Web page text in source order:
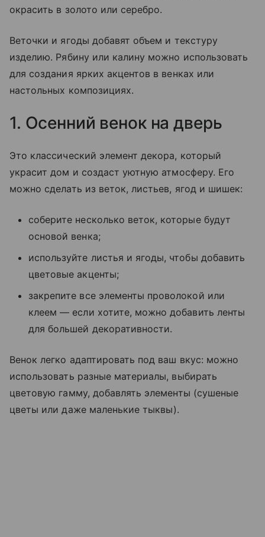
окрасить в золото или серебро.
Веточки и ягоды добавят объем и текстуру
изделию. Рябину или калину можно использовать
для создания ярких акцентов в венках или
настольных композициях.
1. Осенний венок на дверь
Это классический элемент декора, который
украсит дом и создаст уютную атмосферу. Его
можно сделать из веток, листьев, ягод и шишек:
соберите несколько веток, которые будут
основой венка;
используйте листья и ягоды, чтобы добавить
цветовые акценты;
закрепите все элементы проволокой или
клеем — если хотите, можно добавить ленты
для большей декоративности.
Венок легко адаптировать под ваш вкус: можно
использовать разные материалы, выбирать
цветовую гамму, добавлять элементы (сушеные
цветы или даже маленькие тыквы).